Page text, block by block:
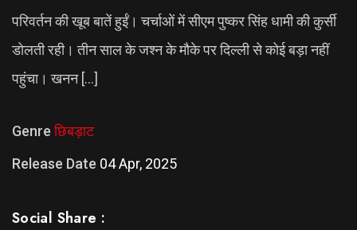
परिवर्तन की खूब बातें हुईं। चर्चाओं में सीएम पुष्कर सिंह धामी की कुर्सी
डोलती रही। तीन साल के जश्न के मौके पर दिल्ली से कोई बड़ा नहीं
पहुंचा। खनन […]
Genre छिबड़ाट
Release Date 04 Apr, 2025
Social Share :